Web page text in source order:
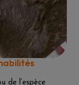
de l’espèce